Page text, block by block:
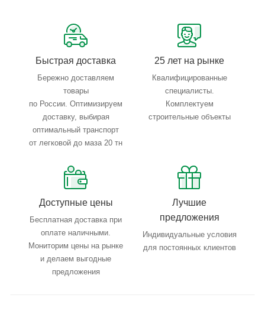
Тройной весовой контроль: въезд, погрузка, выезд
Быстрая доставка
Бережно доставляем
товары
по России. Оптимизируем
доставку, выбирая
оптимальный транспорт
от легковой до маза 20 тн
25 лет на рынке
Квалифицированные
специалисты.
Комплектуем
строительные объекты
Доступные цены
Бесплатная доставка при
оплате наличными.
Мониторим цены на рынке
и делаем выгодные
предложения
Лучшие
предложения
Индивидуальные условия
для постоянных клиентов